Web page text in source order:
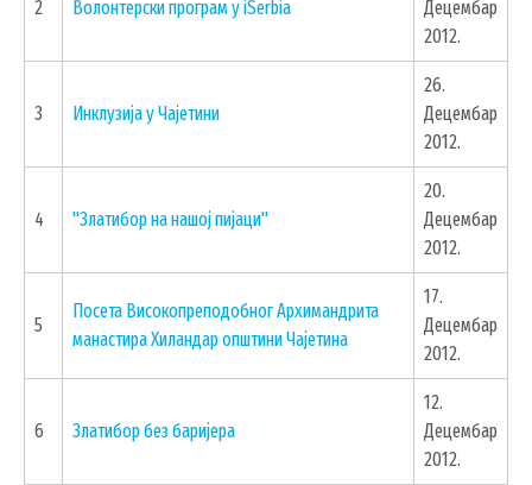
2 Волонтерски програм у iSerbia
Децембар
2012.
3 Инклузија у Чајетини
26.
Децембар
2012.
4 "Златибор на нашој пијаци"
20.
Децембар
2012.
5
Посета Високопреподобног Архимандрита
манастира Хиландар општини Чајетина
17.
Децембар
2012.
6 Златибор без баријера
12.
Децембар
2012.